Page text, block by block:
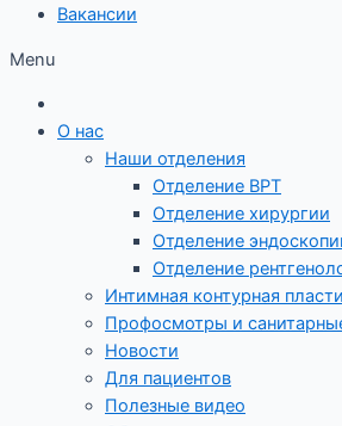
Вакансии
Menu
О нас
Наши отделения
Отделение ВРТ
Отделение хирургии
Отделение
Отделение
Интимная контурная
Профосмотры и
Новости
Для пациентов
Полезные видео